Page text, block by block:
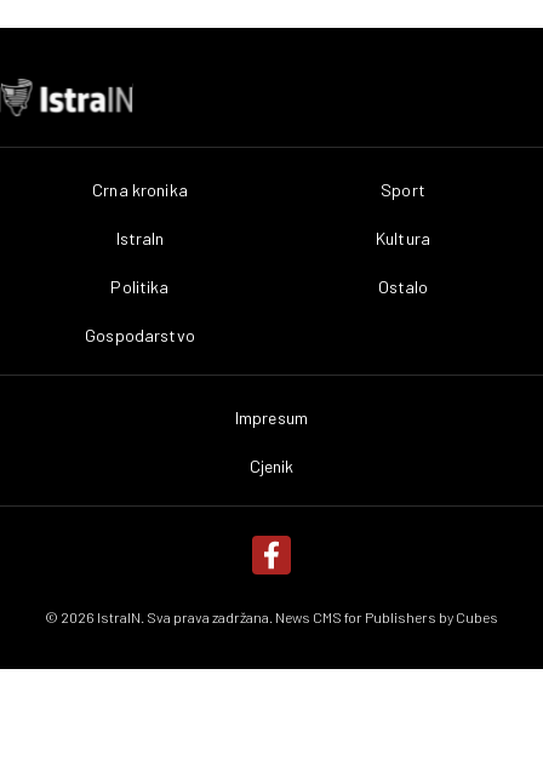
Crna kronika
IstraIn
Politika
Gospodarstvo
Sport
Kultura
Ostalo
Impresum
Cjenik
© 2026 IstraIN. Sva prava zadržana. News CMS for Publishers by Cubes